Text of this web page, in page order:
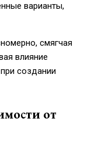
варианты,
смягчая
влияние
создании
от